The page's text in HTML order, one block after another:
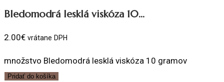
Bledomodrá lesklá viskóza 10…
2.00€ vrátane DPH
množstvo Bledomodrá lesklá viskóza 10 gramov
Pridať do košíka